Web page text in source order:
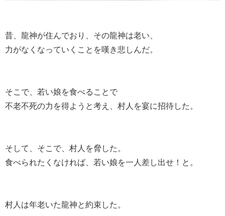
昔、龍神が住んでおり、その龍神は老い、
力がなくなっていくことを嘆き悲しんだ。
そこで、若い娘を食べることで
不老不死の力を得ようと考え、村人を宴に招待した。
そして、そこで、村人を脅した。
食べられたくなければ、若い娘を一人差し出せ！と。
村人は年老いた龍神と約束した。